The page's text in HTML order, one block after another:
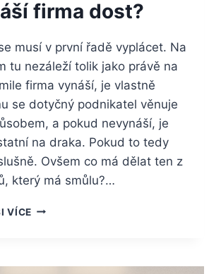
firma dost?
musí v první řadě vyplácet. Na
tu nezáleží tolik jako právě na
firma vynáší, je vlastně
se dotyčný podnikatel věnuje
a pokud nevynáší, je
na draka. Pokud to tedy
Ovšem co má dělat ten z
který má smůlu?…
VÍCENEVYNÁŠÍ